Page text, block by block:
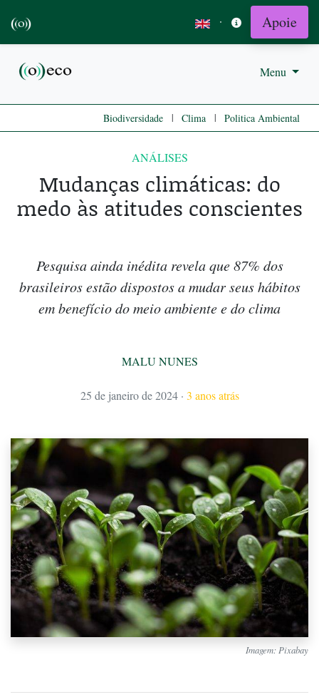
· Apoie
Menu
Biodiversidade | Clima | Politica Ambiental
ANÁLISES
Mudanças climáticas: do
medo às atitudes conscientes
Pesquisa ainda inédita revela que 87% dos
brasileiros estão dispostos a mudar seus hábitos
em benefício do meio ambiente e do clima
MALU NUNES
25 de janeiro de 2024 · 3 anos atrás
Imagem: Pixabay